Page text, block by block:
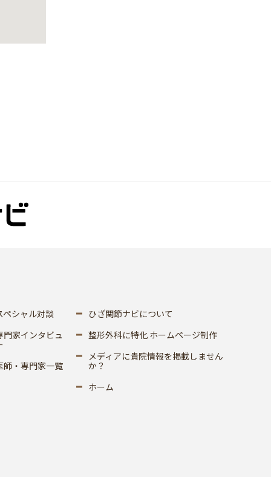
ペシャル対談
門家インタビュ
師・専門家一覧
ひざ関節ナビについて
整形外科に特化 ホームページ制作
メディアに貴院情報を掲載しません
か？
ホーム